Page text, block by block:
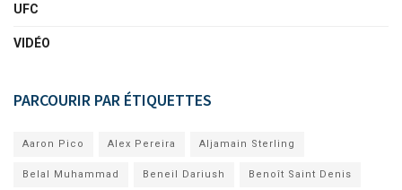
UFC
VIDÉO
PARCOURIR PAR ÉTIQUETTES
Aaron Pico Alex Pereira Aljamain Sterling
Belal Muhammad Beneil Dariush Benoît Saint Denis